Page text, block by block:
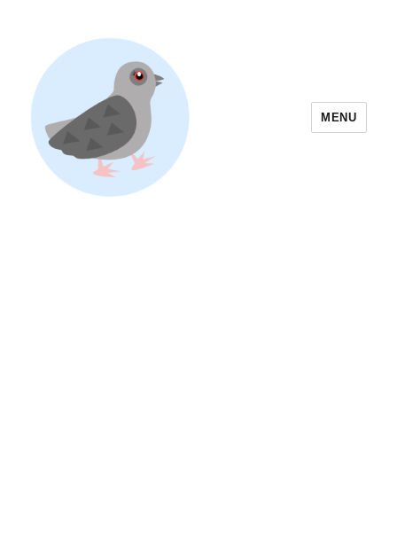
MENU